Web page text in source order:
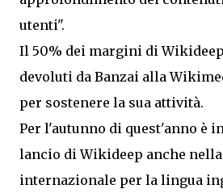
utenti".
Il 50% dei margini di
devoluti da Banzai alla
per sostenere la sua attività.
Per l'autunno di quest'anno è
lancio di Wikideep anche
internazionale per la lingua